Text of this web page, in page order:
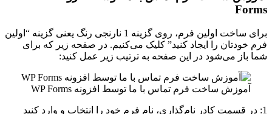
Forms
برای ساخت اولین فرم، روی گزینه 1 نارنجی رنگ یعنی گزینه “اولین
فرم خودتان را ایجاد کنید” کلیک می‌کنیم. در صفحه زیر که برای
شما باز می‌شود در این صفحه به ترتیب زیر عمل کنید:
آموزش ساخت فرم تماس با ما توسط افزونه WP Forms
1: در قسمت کادر نام‌گذاری، نام فرم خود را انتخاب و وارد کنید